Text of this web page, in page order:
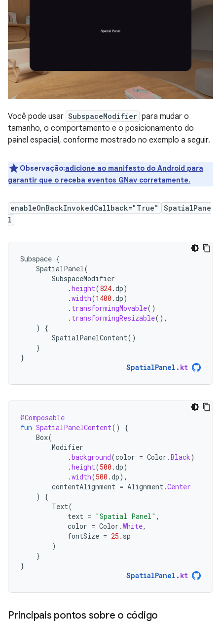
Você pode usar SubspaceModifier para mudar o
tamanho, o comportamento e o posicionamento do
painel espacial, conforme mostrado no exemplo a seguir.
Observação:adicione ao manifesto do Android para
garantir que o receba eventos GNav corretamente.
enableOnBackInvokedCallback="True"
SpatialPane
l
Subspace {
SpatialPanel(
SubspaceModifier
.height(824.dp)
.width(1400.dp)
. transformingMovable()
. transformingResizable(),
)
{
SpatialPanelContent()
}
}
SpatialPanel . kt
@Composable
fun SpatialPanelContent()
{
Box(
Modifier
.background(color = Color .Black)
.height(500.dp)
.width(500.dp),
contentAlignment = Alignment.Center
)
{
Text(
text = "Spatial Panel" ,
color = Color .White,
fontSize = 25. sp
)
}
}
SpatialPanel . kt
Principais pontos sobre o código